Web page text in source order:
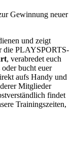
Gewinnung neuer
und zeigt
die PLAYSPORTS-
, verabredet euch
bucht euer
aufs Handy und
Mitglieder
findet
Trainingszeiten,